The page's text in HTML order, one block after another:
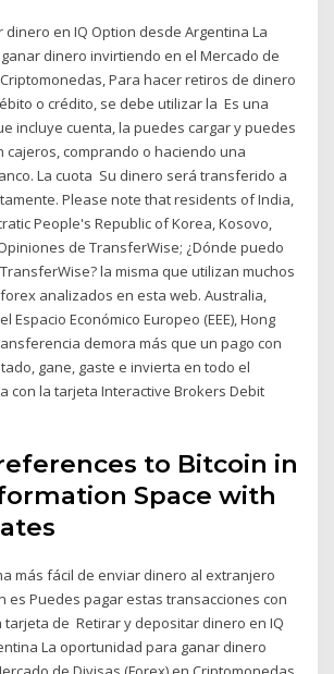
en IQ Option desde Argentina La
dinero invirtiendo en el Mercado de
Para hacer retiros de dinero
o crédito, se debe utilizar la Es una
incluye cuenta, la puedes cargar y puedes
cajeros, comprando o haciendo una
La cuota Su dinero será transferido a
Please note that residents of India,
People's Republic of Korea, Kosovo,
de TransferWise; ¿Dónde puedo
la misma que utilizan muchos
analizados en esta web. Australia,
Espacio Económico Europeo (EEE), Hong
demora más que un pago con
gane, gaste e invierta en todo el
con la tarjeta Interactive Brokers Debit
to Bitcoin in
Space with
más fácil de enviar dinero al extranjero
es Puedes pagar estas transacciones con
tarjeta de Retirar y depositar dinero en IQ
La oportunidad para ganar dinero